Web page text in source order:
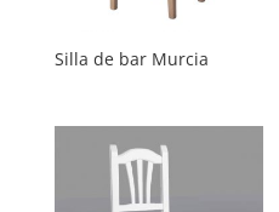
Silla de bar Murcia